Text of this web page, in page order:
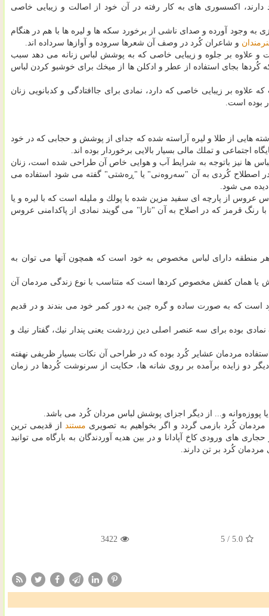
اكسسوری های به كار رفته در آن خود از اصالت و زیبایی خاصی
به وجود آورده و صدای ناشی از برخورد سكه ها و لیره ها با هم در هنگام
و شاعران كُرد در وصف آن شعرها سروده و آوازها سرداده اند.
و علاوه بر جلوه و زیبایی خاصی كه به پوشش لباس زنانه می دهد سبب
بجای استفاده از عطر و ادكلن ها از میخك برای خوشبو كردن لباس
بر زیبایی خاصی كه دارد، نمادی برای جاافتادگی و كدبانویی زنان
بوده است.
هایی از طلا و لیره آراسته شده كه جدای از پوشش و حجابی كه در خود
اجتماعی و تملك مالی بسیار بالایی برخوردار بوده اند.
ها نیز باتوجه به شرایط آب و هوایی خاص آن طراحی شده است، زنان
اصطلاح كُردی به آن "سەروەنی" یا "ڕەشتی" گفته می شود استفاده می
دیده می شود.
عروس از پارچه ای سفید مزین شده با پولك و ملیله است كه با لیره و یا
قرمز كه در اصلاح به آن "تارا" می گویند نمادی از پاكدامنی عروس
و هر منطقه دارای لباس مخصوص به خود است كه همچون آنها می توان به
یا همان كفش مخصوص كردها است كه متناسب با نوع زندگی مردمان آن
است كه به صورت ساده و گره چین به دور كمر خود می بندند و در قدیم
این سه گره نمادی بوده برای سه عنصر اصلی دین زردشت یعنی پندار نیك، گفتار نیك و
مردمان عشایر كُرد بوده كه در طراحی آن نكات بسیار ظریفی نهفته
دو زایده برآمده بر روی شانه ها، حكایت از سرنوشت كُردها در زمان
پووزەوانه و... از دیگر اجزای پوشش لباس مردان كُرد می باشد.
كُرد بازمی گردد و اگر بخواهیم به تصویری مستنداز قدیمی ترین
های ورودی كاخ آپادانا و در بین هدیه آوردندگان به بارگاه می توانید
مردمان كُرد بر تن دارند.
5.0
/
5
3422